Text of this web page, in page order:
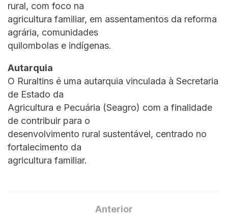
rural, com foco na
agricultura familiar, em assentamentos da reforma
agrária, comunidades
quilombolas e indígenas.
Autarquia
O Ruraltins é uma autarquia vinculada à Secretaria
de Estado da
Agricultura e Pecuária (Seagro) com a finalidade
de contribuir para o
desenvolvimento rural sustentável, centrado no
fortalecimento da
agricultura familiar.
Anterior